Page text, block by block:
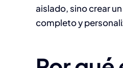
aislado, sino crear
completo y